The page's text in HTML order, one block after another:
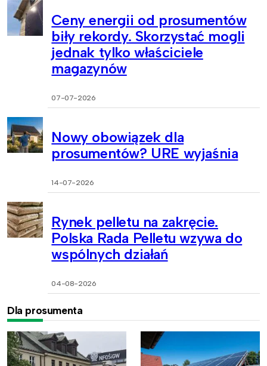
Ceny energii od prosumentów
biły rekordy. Skorzystać mogli
jednak tylko właściciele
magazynów
07-07-2026
Nowy obowiązek dla
prosumentów? URE wyjaśnia
14-07-2026
Rynek pelletu na zakręcie.
Polska Rada Pelletu wzywa do
wspólnych działań
04-08-2026
Dla prosumenta